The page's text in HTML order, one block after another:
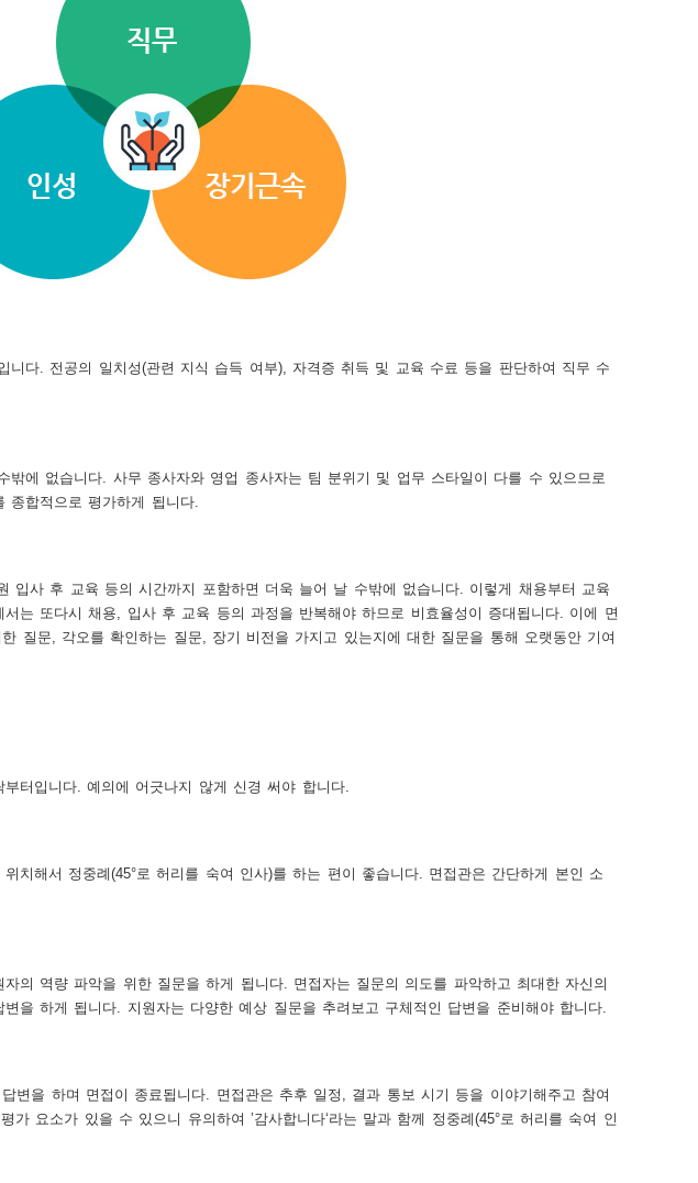
니다. 전공의 일치성(관련 지식 습득 여부), 자격증 취득 및 교육 수료 등을 판단하여 직무 수
밖에 없습니다. 사무 종사자와 영업 종사자는 팀 분위기 및 업무 스타일이 다를 수 있으므로
종합적으로 평가하게 됩니다.
입사 후 교육 등의 시간까지 포함하면 더욱 늘어 날 수밖에 없습니다. 이렇게 채용부터 교육
는 또다시 채용, 입사 후 교육 등의 과정을 반복해야 하므로 비효율성이 증대됩니다. 이에 면
질문, 각오를 확인하는 질문, 장기 비전을 가지고 있는지에 대한 질문을 통해 오랫동안 기여
터입니다. 예의에 어긋나지 않게 신경 써야 합니다.
치해서 정중례(45°로 허리를 숙여 인사)를 하는 편이 좋습니다. 면접관은 간단하게 본인 소
의 역량 파악을 위한 질문을 하게 됩니다. 면접자는 질문의 의도를 파악하고 최대한 자신의
을 하게 됩니다. 지원자는 다양한 예상 질문을 추려보고 구체적인 답변을 준비해야 합니다.
변을 하며 면접이 종료됩니다. 면접관은 추후 일정, 결과 통보 시기 등을 이야기해주고 참여
요소가 있을 수 있으니 유의하여 ’감사합니다‘라는 말과 함께 정중례(45°로 허리를 숙여 인